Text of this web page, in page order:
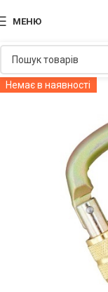
МЕНЮ
Немає в наявності